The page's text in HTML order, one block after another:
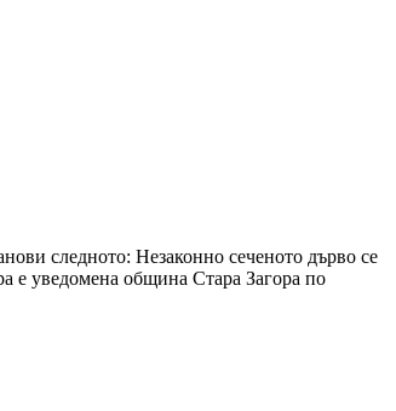
следното: Незаконно сеченото дърво се
е уведомена община Стара Загора по